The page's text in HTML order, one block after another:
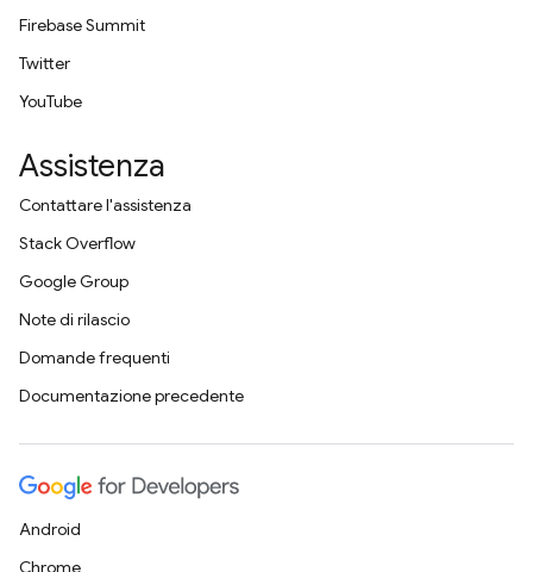
Firebase Summit
Twitter
YouTube
Assistenza
Contattare l'assistenza
Stack Overflow
Google Group
Note di rilascio
Domande frequenti
Documentazione precedente
Android
Chrome